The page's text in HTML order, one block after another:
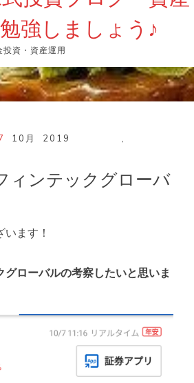
強しましょう♪
資・資産運用
10月 ,
2019
ンテックグローバ
ます！
グローバルの考察したいと思いま